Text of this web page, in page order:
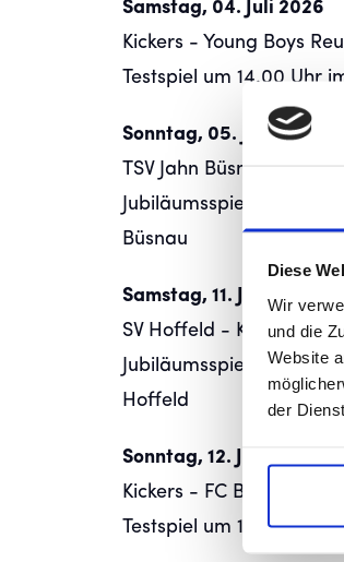
Diese
Wir
und die
Website
der
Samstag, 04. Juli 2026
Kickers - Young Boys
Testspiel um 14.00 Uhr
Sonntag, 05. Juli 2026
TSV Jahn Büsnau -
Jubiläumsspiel um
Büsnau
Samstag, 11. Juli 2026
SV Hoffeld - Kickers 0:9
Jubiläumsspiel um
Hoffeld
Sonntag, 12. Juli 2026
Kickers - FC Bayern
Testspiel um 14.00 Uhr